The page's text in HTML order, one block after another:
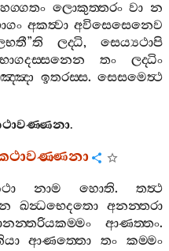
ලොකුත‍්තරං වා න
අකත්‍වා අවිසෙසෙනෙව
”ති ලද‍්ධි,සෙය්‍යථාපි
තං
ලද‍්ධිං
ඉතරස‍්ස.සෙසමෙත්‍ථ
.
නාම හොති. තත්‍ථ
ඛන්‍ධභෙදතො අනන‍්තරා
ආණත‍්තං.
ආණත‍්තො තං
කම‍්මං